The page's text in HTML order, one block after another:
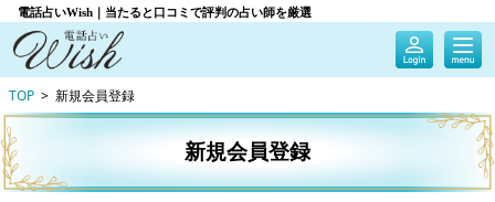
電話占いWish｜当たると口コミで評判の占い師を厳選
TOP 新規会員登録
新規会員登録